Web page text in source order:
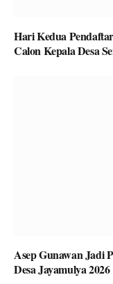
Hari Kedua
Calon Kepala Desa
Asep Gunawan Jadi
Desa Jayamulya 2026